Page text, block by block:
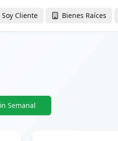
Soy Cliente Bienes Raíces
Semanal